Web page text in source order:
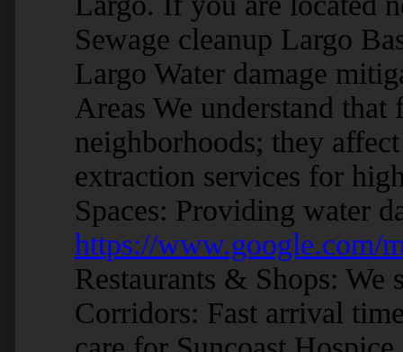
Sewage cleanup Largo
Largo Water damage
Areas We understand
neighborhoods; they
extraction services for
Spaces: Providing water
https://www.google.com/
Restaurants & Shops:
Corridors: Fast arrival